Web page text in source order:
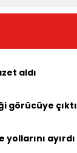
aldı
görücüye çıktı
yollarını ayırdı